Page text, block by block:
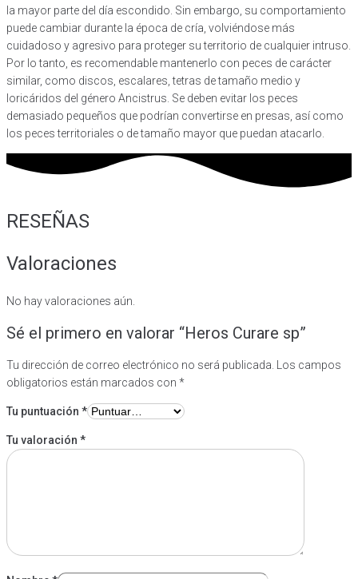
la mayor parte del día escondido. Sin embargo, su comportamiento
puede cambiar durante la época de cría, volviéndose más
cuidadoso y agresivo para proteger su territorio de cualquier intruso.
Por lo tanto, es recomendable mantenerlo con peces de carácter
similar, como discos, escalares, tetras de tamaño medio y
loricáridos del género Ancistrus. Se deben evitar los peces
demasiado pequeños que podrían convertirse en presas, así como
los peces territoriales o de tamaño mayor que puedan atacarlo.
RESEÑAS
Valoraciones
No hay valoraciones aún.
Sé el primero en valorar “Heros Curare sp”
Tu dirección de correo electrónico no será publicada. Los campos
obligatorios están marcados con *
Tu puntuación *
Tu valoración *